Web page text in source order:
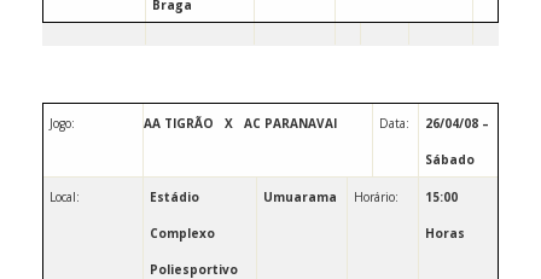
Braga
Jogo: AA TIGRÃO X AC PARANAVAI Data: 26/04/08 –
Sábado
Local: Estádio
Complexo
Poliesportivo
Umuarama Horário: 15:00
Horas